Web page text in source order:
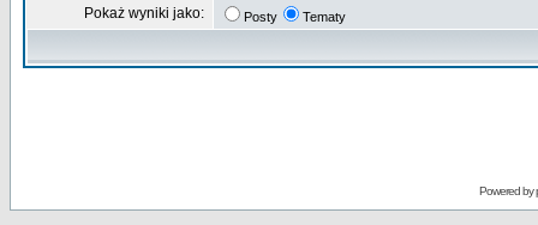
Pokaż wyniki jako: Posty Tematy
Powered by